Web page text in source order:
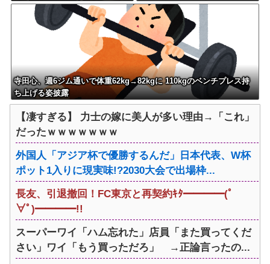
「いい歳こいてラブコメ（笑）
恥ずかしくないの？」←やめた
れｗと話題に
寺田心、週6ジム通いで体重62kg→82kgに 110kgのベンチプレス持
ち上げる姿披露
【凄すぎる】 力士の嫁に美人が多い理由→「これ」
だったｗｗｗｗｗｗｗ
外国人「アジア杯で優勝するんだ」日本代表、W杯
ポット1入りに現実味!?2030大会で出場枠...
長友、引退撤回！FC東京と再契約ｷﾀ━━━━(ﾟ
∀ﾟ)━━━━!!
スーパーワイ「ハム忘れた」店員「また買ってくだ
さい」ワイ「もう買っただろ」 →正論言ったの...